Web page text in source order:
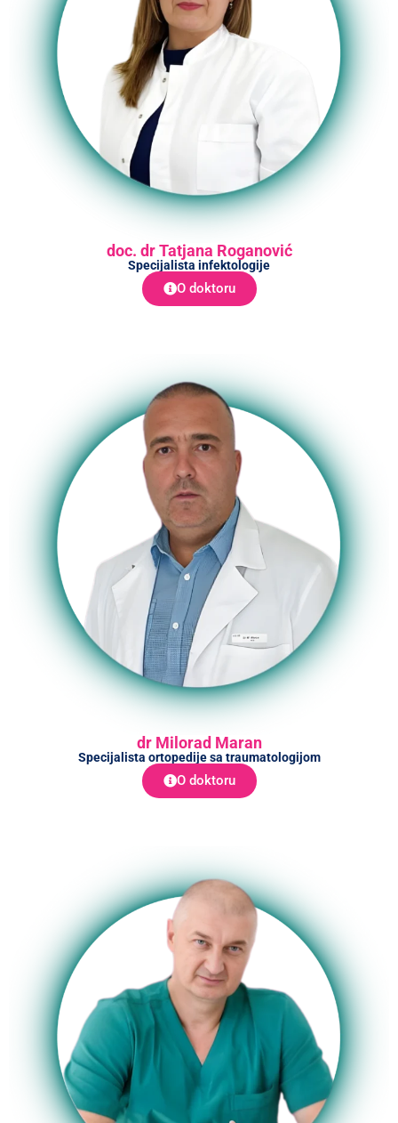
doc. dr Tatjana Roganović
Specijalista infektologije
O doktoru
dr Milorad Maran
Specijalista ortopedije sa traumatologijom
O doktoru